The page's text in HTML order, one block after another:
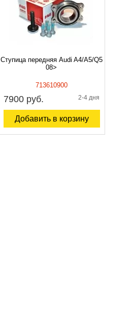
Ступица передняя Audi A4/A5/Q5
08>
713610900
7900 руб. 2-4 дня
Добавить в корзину